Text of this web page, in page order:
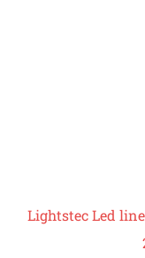
LightstecLed